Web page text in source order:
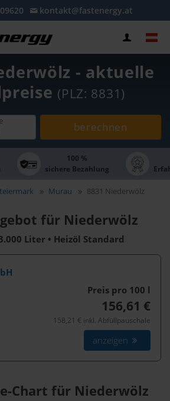
kontakt@fastenergy.at
- aktuelle
(PLZ: 8831)
berechnen
100 %
sichere Bezahlung
Murau 8831 Niederwölz
für Niederwölz
Liter • Heizöl Standard
Preis pro 100 l
156,61 €
158,21 € inkl. Abfüllpauschale
anzeigen
Chart für Niederwölz